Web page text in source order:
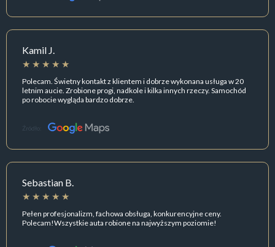
Kamil J.
Polecam. Świetny kontakt z klientem i dobrze wykonana usługa w 20
letnim aucie. Zrobione progi, nadkole i kilka innych rzeczy. Samochód
po robocie wygląda bardzo dobrze.
Źródło:
Sebastian B.
Pełen profesjonalizm, fachowa obsługa, konkurencyjne ceny.
Polecam!Wszystkie auta robione na najwyższym poziomie!